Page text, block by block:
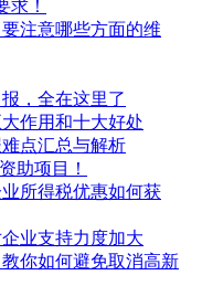
求！
注意哪些方面的维
，全在这里了
作用和十大好处
点汇总与解析
助项目！
所得税优惠如何获
业支持力度加大
你如何避免取消高新